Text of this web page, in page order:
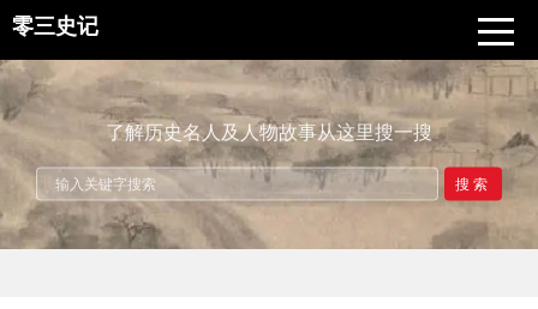
零三史记
了解历史名人及人物故事从这里搜一搜
搜索